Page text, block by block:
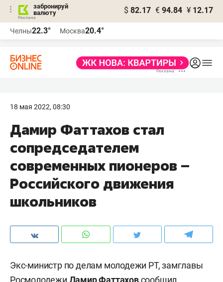
забронируй
валюту
$ 82.17 € 94.84 ¥ 12.17
Челны22.3° Москва20.4°
18 мая 2022, 08:30
Дамир Фаттахов стал
сопредседателем
современных пионеров –
Российского движения
школьников
Экс-министр по делам молодежи РТ, замглавы
Росмолодежи Дамир Фаттаховсообщил